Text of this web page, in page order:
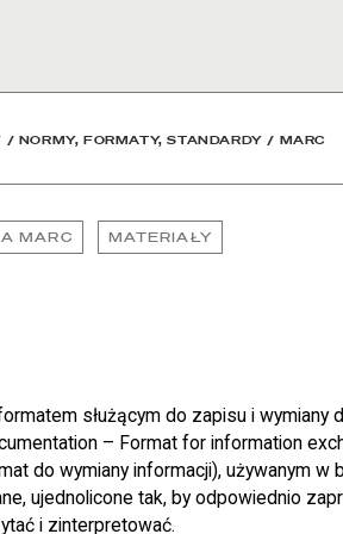
/ NORMY, FORMATY, STANDARDY / MARC
MARC MATERIAŁY
służącym do zapisu i wymiany
– Format for information
do wymiany informacji), używanym w
ujednolicone tak, by odpowiednio
i zinterpretować.